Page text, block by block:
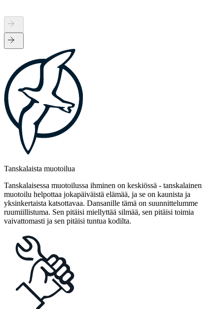
Tanskalaista muotoilua
Tanskalaisessa muotoilussa ihminen on keskiössä - tanskalainen
muotoilu helpottaa jokapäiväistä elämää, ja se on kaunista ja
yksinkertaista katsottavaa. Dansanille tämä on suunnittelumme
ruumiillistuma. Sen pitäisi miellyttää silmää, sen pitäisi toimia
vaivattomasti ja sen pitäisi tuntua kodilta.